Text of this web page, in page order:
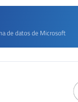
de datos de Microsoft